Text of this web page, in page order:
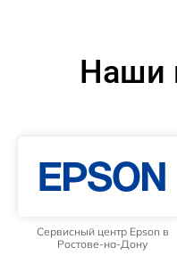
Наши
Сервисный центр Epson в
Ростове-на-Дону